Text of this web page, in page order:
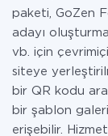
paketi, GoZen
adayı
vb. için
siteye
bir QR kodu
bir şablon
erişebilir.